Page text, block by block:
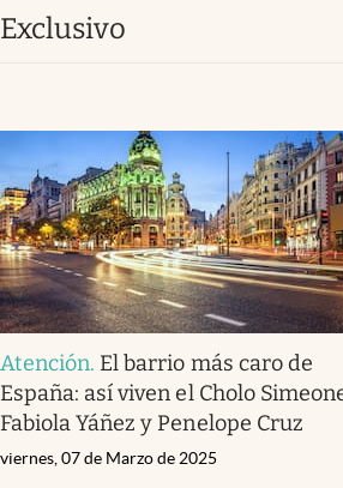
Eventos Corporativos
El Cronista Studio
Mediakit
abre en nueva pestaña
exclusivo
Atención. El barrio más caro de
España: así viven el Cholo
Fabiola Yáñez y Penelope Cruz
viernes, 07 de Marzo de 2025